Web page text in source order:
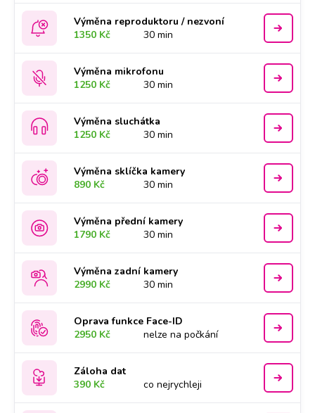
Výměna reproduktoru / nezvoní
1350 Kč
30 min
Výměna mikrofonu
1250 Kč
30 min
Výměna sluchátka
1250 Kč
30 min
Výměna sklíčka kamery
890 Kč
30 min
Výměna přední kamery
1790 Kč
30 min
Výměna zadní kamery
2990 Kč
30 min
Oprava funkce Face-ID
2950 Kč
nelze na počkání
Záloha dat
390 Kč
co nejrychleji